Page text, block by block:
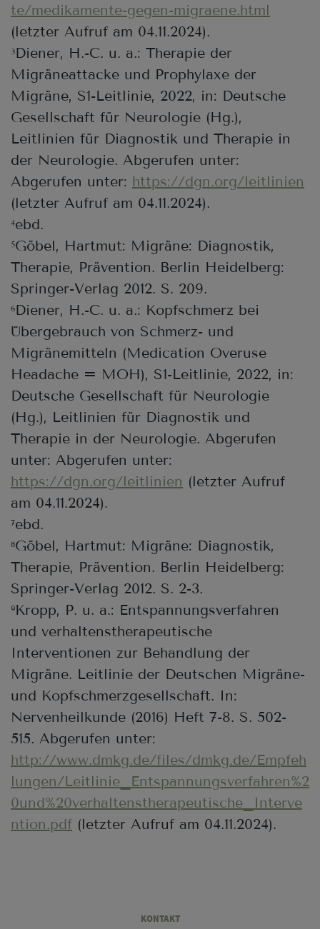
te/medikamente-gegen-migraene.html
(letzter Aufruf am 04.11.2024).
3Diener, H.-C. u. a.: Therapie der
Migräneattacke und Prophylaxe der
Migräne, S1-Leitlinie, 2022, in: Deutsche
Gesellschaft für Neurologie (Hg.),
Leitlinien für Diagnostik und Therapie in
der Neurologie. Abgerufen unter:
Abgerufen unter: https://dgn.org/leitlinien
(letzter Aufruf am 04.11.2024).
4ebd.
5Göbel, Hartmut: Migräne: Diagnostik,
Therapie, Prävention. Berlin Heidelberg:
Springer-Verlag 2012. S. 209.
6Diener, H.-C. u. a.: Kopfschmerz bei
Übergebrauch von Schmerz- und
Migränemitteln (Medication Overuse
Headache = MOH), S1-Leitlinie, 2022, in:
Deutsche Gesellschaft für Neurologie
(Hg.), Leitlinien für Diagnostik und
Therapie in der Neurologie. Abgerufen
unter: Abgerufen unter:
https://dgn.org/leitlinien (letzter Aufruf
am 04.11.2024).
7ebd.
8Göbel, Hartmut: Migräne: Diagnostik,
Therapie, Prävention. Berlin Heidelberg:
Springer-Verlag 2012. S. 2-3.
9Kropp, P. u. a.: Entspannungsverfahren
und verhaltenstherapeutische
Interventionen zur Behandlung der
Migräne. Leitlinie der Deutschen Migräne-
und Kopfschmerzgesellschaft. In:
Nervenheilkunde (2016) Heft 7-8. S. 502-
515. Abgerufen unter:
http://www.dmkg.de/files/dmkg.de/Empfeh
lungen/Leitlinie_Entspannungsverfahren%2
0und%20verhaltenstherapeutische_Interve
ntion.pdf (letzter Aufruf am 04.11.2024).
KONTAKT